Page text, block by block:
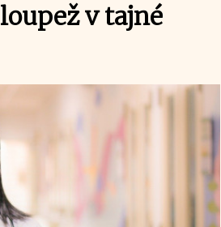
v tajné